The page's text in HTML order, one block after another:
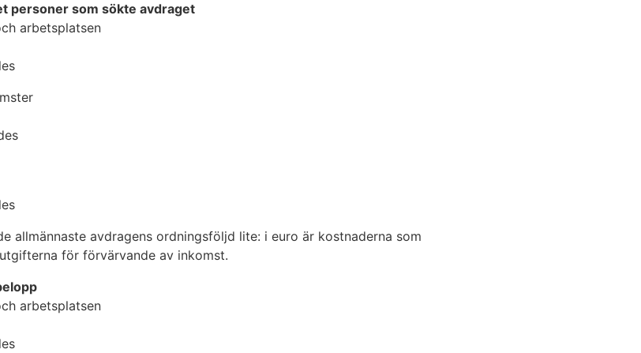
personer som sökte avdraget
arbetsplatsen
allmännaste avdragens ordningsföljd lite: i euro är kostnaderna som
för förvärvande av inkomst.
arbetsplatsen